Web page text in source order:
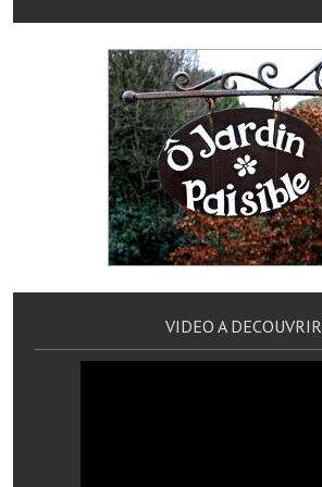
Le sport au foyer rural
Les foulées Fressinoises
Fêtes et manifestations
Le calendrier annuel
Liste et coordonnées des associations
TOURISME, PATRIMOINE
L'église
VIDEO A DECOUVRIR